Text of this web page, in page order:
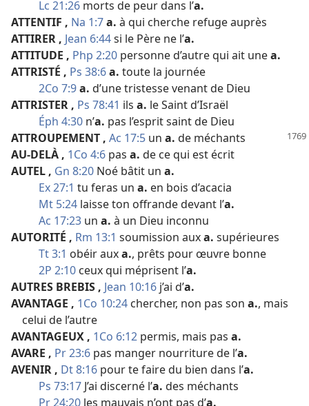
Lc 21:26 morts de peur dans l’a.
ATTENTIF , Na 1:7a. à qui cherche refuge auprès
ATTIRER , Jean 6:44si le Père ne l’a.
ATTITUDE , Php 2:20 personne d’autre qui ait unea.
ATTRISTÉ , Ps 38:6a. toute la journée
2Co 7:9a. d’une tristesse venant de Dieu
ATTRISTER , Ps 78:41 ils a. le Saint d’Israël
Éph 4:30 n’a. pas l’esprit saint de Dieu
ATTROUPEMENT , Ac 17:5 un a. de méchants
AU-DELÀ , 1Co 4:6 pas a. de ce qui est écrit
AUTEL , Gn 8:20 Noé bâtit un a.
Ex 27:1 tu feras un a. en bois d’acacia
Mt 5:24 laisse ton offrande devant l’a.
Ac 17:23 un a. à un Dieu inconnu
AUTORITÉ , Rm 13:1 soumission auxa. supérieures
Tt 3:1 obéir auxa., prêts pour œuvre bonne
2P 2:10 ceux qui méprisent l’a.
AUTRES BREBIS , Jean 10:16 j’ai d’a.
AVANTAGE , 1Co 10:24 chercher, non pas son a., mais
celui de l’autre
AVANTAGEUX , 1Co 6:12 permis, mais pas a.
AVARE , Pr 23:6 pas manger nourriture de l’a.
AVENIR , Dt 8:16 pour te faire du bien dans l’a.
Ps 73:17 J’ai discerné l’a. des méchants
Pr 24:20 les mauvais n’ont pas d’a.